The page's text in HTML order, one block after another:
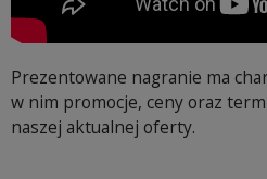
Prezentowane nagranie ma
w nim promocje, ceny oraz
naszej aktualnej oferty.